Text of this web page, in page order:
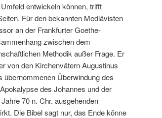
entwickeln können, trifft
Für den bekannten Mediävisten
an der Frankfurter Goethe-
zwischen dem
Methodik außer Frage. Er
von den Kirchenvätern Augustinus
übernommenen Überwindung des
des Johannes und der
70 n. Chr. ausgehenden
Die Bibel sagt nur, das Ende könne